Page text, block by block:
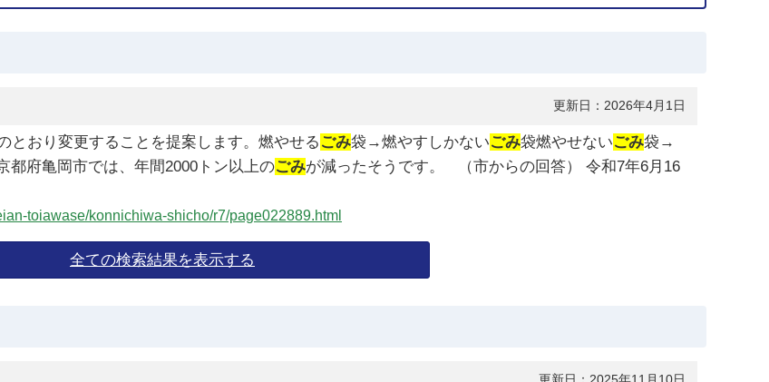
更新日：2026年4月1日
とおり変更することを提案します。燃やせる ごみ袋→燃やすしかないごみ袋燃やせないごみ袋→
府亀岡市では、年間2000トン以上のごみが減ったそうです。 （市からの回答） 令和7年6月16
toiawase/konnichiwa-shicho/r7/page022889.html